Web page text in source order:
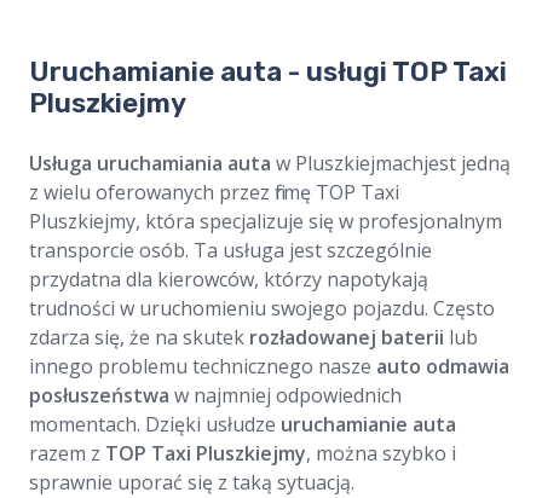
Uruchamianie auta - usługi TOP Taxi
Pluszkiejmy
Usługa uruchamiania auta w Pluszkiejmachjest jedną
z wielu oferowanych przez firmę TOP Taxi
Pluszkiejmy, która specjalizuje się w profesjonalnym
transporcie osób. Ta usługa jest szczególnie
przydatna dla kierowców, którzy napotykają
trudności w uruchomieniu swojego pojazdu. Często
zdarza się, że na skutek rozładowanej baterii lub
innego problemu technicznego nasze auto odmawia
posłuszeństwa w najmniej odpowiednich
momentach. Dzięki usłudze uruchamianie auta
razem z TOP Taxi Pluszkiejmy, można szybko i
sprawnie uporać się z taką sytuacją.